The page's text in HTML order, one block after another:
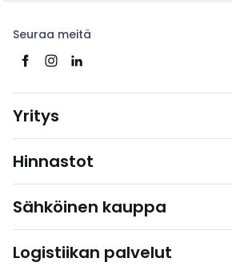
Seuraa meitä
Yritys
Hinnastot
Sähköinen kauppa
Logistiikan palvelut